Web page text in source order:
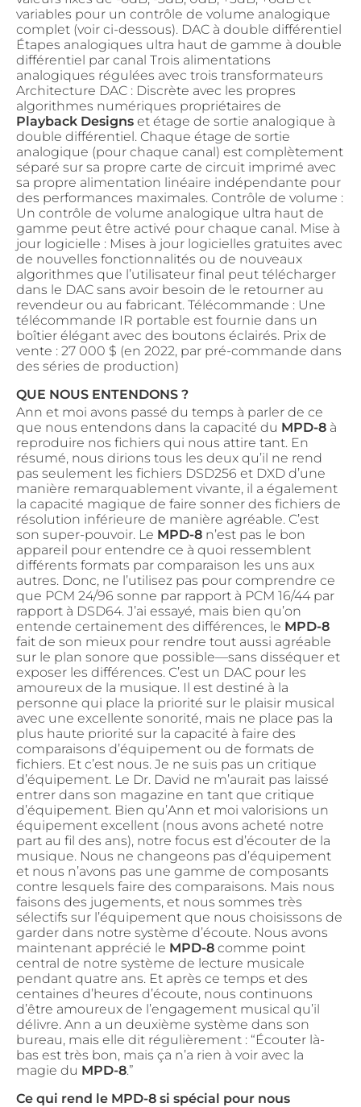
variables pour un contrôle de volume analogique
complet (voir ci-dessous). DAC à double différentiel
Étapes analogiques ultra haut de gamme à double
différentiel par canal Trois alimentations
analogiques régulées avec trois transformateurs
Architecture DAC : Discrète avec les propres
algorithmes numériques propriétaires de
Playback Designs et étage de sortie analogique à
double différentiel. Chaque étage de sortie
analogique (pour chaque canal) est complètement
séparé sur sa propre carte de circuit imprimé avec
sa propre alimentation linéaire indépendante pour
des performances maximales. Contrôle de volume :
Un contrôle de volume analogique ultra haut de
gamme peut être activé pour chaque canal. Mise à
jour logicielle : Mises à jour logicielles gratuites avec
de nouvelles fonctionnalités ou de nouveaux
algorithmes que l’utilisateur final peut télécharger
dans le DAC sans avoir besoin de le retourner au
revendeur ou au fabricant. Télécommande : Une
télécommande IR portable est fournie dans un
boîtier élégant avec des boutons éclairés. Prix de
vente : 27 000 $ (en 2022, par pré-commande dans
des séries de production)
QUE NOUS ENTENDONS ?
Ann et moi avons passé du temps à parler de ce
que nous entendons dans la capacité du MPD-8 à
reproduire nos fichiers qui nous attire tant. En
résumé, nous dirions tous les deux qu’il ne rend
pas seulement les fichiers DSD256 et DXD d’une
manière remarquablement vivante, il a également
la capacité magique de faire sonner des fichiers de
résolution inférieure de manière agréable. C’est
son super-pouvoir. Le MPD-8 n’est pas le bon
appareil pour entendre ce à quoi ressemblent
différents formats par comparaison les uns aux
autres. Donc, ne l’utilisez pas pour comprendre ce
que PCM 24/96 sonne par rapport à PCM 16/44 par
rapport à DSD64. J’ai essayé, mais bien qu’on
entende certainement des différences, le MPD-8
fait de son mieux pour rendre tout aussi agréable
sur le plan sonore que possible—sans disséquer et
exposer les différences. C’est un DAC pour les
amoureux de la musique. Il est destiné à la
personne qui place la priorité sur le plaisir musical
avec une excellente sonorité, mais ne place pas la
plus haute priorité sur la capacité à faire des
comparaisons d’équipement ou de formats de
fichiers. Et c’est nous. Je ne suis pas un critique
d’équipement. Le Dr. David ne m’aurait pas laissé
entrer dans son magazine en tant que critique
d’équipement. Bien qu’Ann et moi valorisions un
équipement excellent (nous avons acheté notre
part au fil des ans), notre focus est d’écouter de la
musique. Nous ne changeons pas d’équipement
et nous n’avons pas une gamme de composants
contre lesquels faire des comparaisons. Mais nous
faisons des jugements, et nous sommes très
sélectifs sur l’équipement que nous choisissons de
garder dans notre système d’écoute. Nous avons
maintenant apprécié le MPD-8 comme point
central de notre système de lecture musicale
pendant quatre ans. Et après ce temps et des
centaines d’heures d’écoute, nous continuons
d’être amoureux de l’engagement musical qu’il
délivre. Ann a un deuxième système dans son
bureau, mais elle dit régulièrement : “Écouter là-
bas est très bon, mais ça n’a rien à voir avec la
magie du MPD-8.”
Ce qui rend le MPD-8 si spécial pour nous